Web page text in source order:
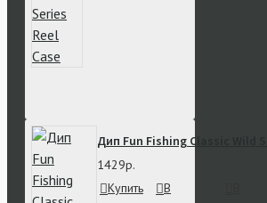
Дип Fun Fishing Classic Wild
1429р.
Купить
В